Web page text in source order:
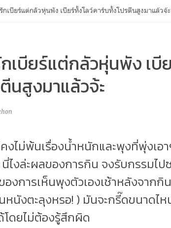
เบียร์แต่กลัวหุ่นพัง เบียร์ทั้งโลว์คาร์บทั้งโปรตีนสูงมาแล้วจ้ะ
เบียร์แต่กลัวหุ่นพัง เบี
นสูงมาแล้วจ้ะ
ไม่พ้นเรื่องน้ำหนักและพุงที่พุ่งเอ
ไงล่ะผลของการกิน จงรับกรรมไป
องการเห็นพุงตัวเองเช้าหลังจากกิน
หนังตะลุงหรอ! ) มันจะกรี๊ดขนาดไห
โดยไม่ต้องรู้สึกผิด